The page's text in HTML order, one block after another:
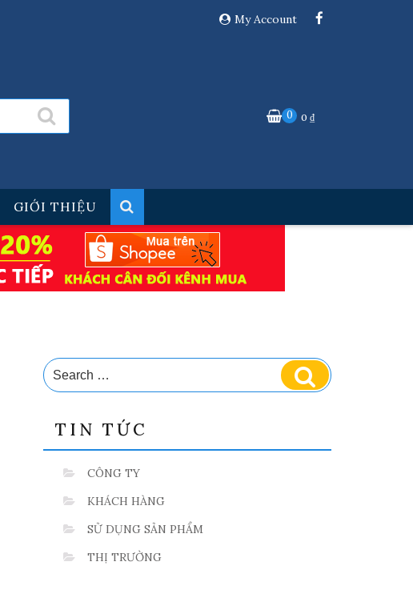
My Account
0 0₫
GIỚI THIỆU
Search
for:
Search
TIN TỨC
CÔNG TY
KHÁCH HÀNG
SỬ DỤNG SẢN PHẨM
THỊ TRƯỜNG